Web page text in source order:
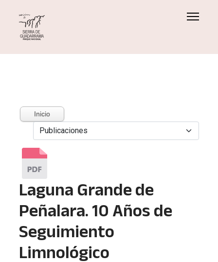
Inicio
Laguna Grande de
Peñalara. 10 Años de
Seguimiento
Limnológico